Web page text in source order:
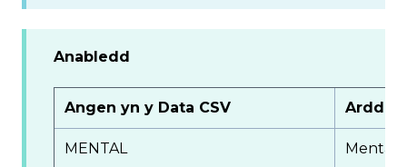
Anabledd
Angen yn y Data CSV
MENTAL Mental